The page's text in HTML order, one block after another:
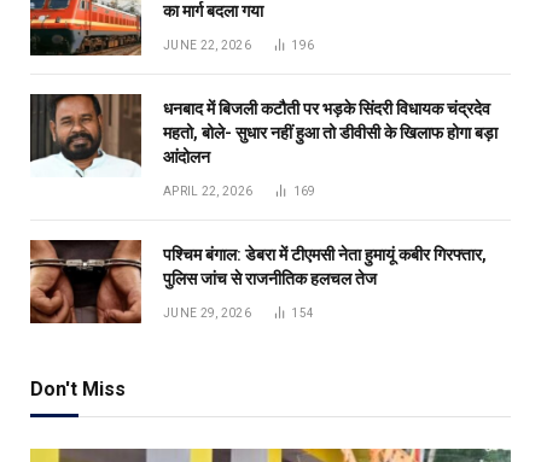
का मार्ग बदला गया
JUNE 22, 2026 196
धनबाद में बिजली कटौती पर भड़के सिंदरी विधायक चंद्रदेव
महतो, बोले- सुधार नहीं हुआ तो डीवीसी के खिलाफ होगा बड़ा
आंदोलन
APRIL 22, 2026 169
पश्चिम बंगाल: डेबरा में टीएमसी नेता हुमायूं कबीर गिरफ्तार,
पुलिस जांच से राजनीतिक हलचल तेज
JUNE 29, 2026 154
Don't Miss